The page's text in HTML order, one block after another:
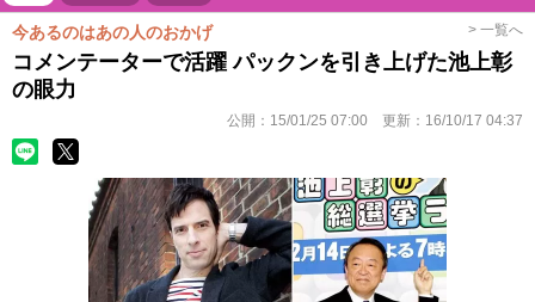
今あるのはあの人のおかげ > 一覧へ
コメンテーターで活躍 パックンを引き上げた池上彰
の眼力
公開： 15/01/25 07:00 更新： 16/10/17 04:37